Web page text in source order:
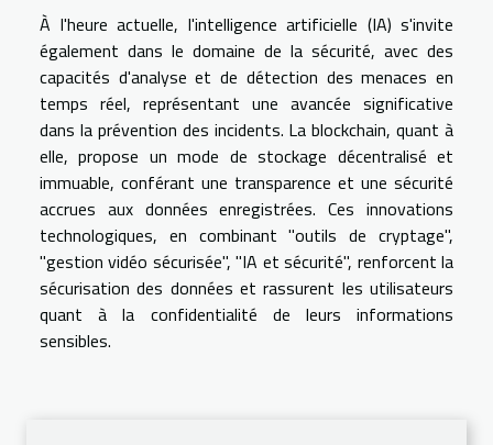
À l'heure actuelle, l'intelligence artificielle (IA) s'invite
également dans le domaine de la sécurité, avec des
capacités d'analyse et de détection des menaces en
temps réel, représentant une avancée significative
dans la prévention des incidents. La blockchain, quant à
elle, propose un mode de stockage décentralisé et
immuable, conférant une transparence et une sécurité
accrues aux données enregistrées. Ces innovations
technologiques, en combinant "outils de cryptage",
"gestion vidéo sécurisée", "IA et sécurité", renforcent la
sécurisation des données et rassurent les utilisateurs
quant à la confidentialité de leurs informations
sensibles.